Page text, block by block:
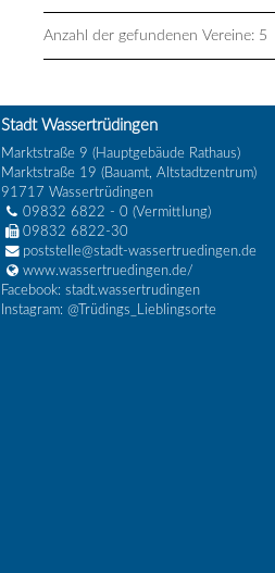
Anzahl der gefundenen Vereine: 5
Stadt Wassertrüdingen
Marktstraße 9 (Hauptgebäude Rathaus)
Marktstraße 19 (Bauamt, Altstadtzentrum)
91717 Wassertrüdingen
09832 6822 - 0 (Vermittlung)
09832 6822-30
poststelle@stadt-wassertruedingen.de
www.wassertruedingen.de/
Facebook: stadt.wassertrudingen
Instagram: @Trüdings_Lieblingsorte